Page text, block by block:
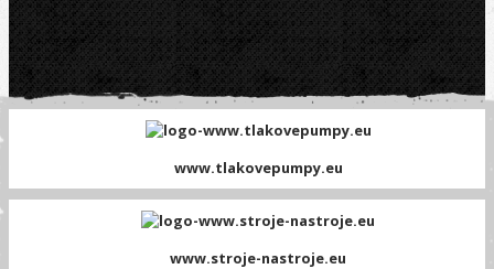
www.tlakovepumpy.eu
www.stroje-nastroje.eu